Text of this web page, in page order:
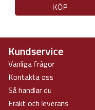
KÖP
Kundservice
Vanliga frågor
Kontakta oss
Så handlar du
Frakt och leverans